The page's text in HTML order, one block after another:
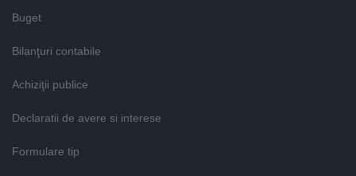
Buget
Bilanţuri contabile
Achiziţii publice
Declaratii de avere si interese
Formulare tip